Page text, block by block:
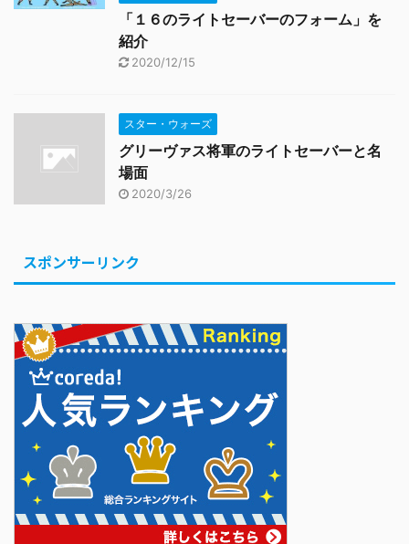
「１６のライトセーバーのフォーム」を
紹介
2020/12/15
スター・ウォーズ
グリーヴァス将軍のライトセーバーと名
場面
2020/3/26
スポンサーリンク